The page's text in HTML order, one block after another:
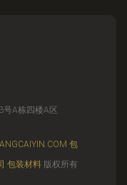
A栋四楼A区
包
包装材料版权所有